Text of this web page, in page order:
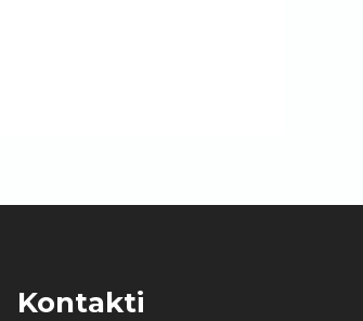
Kontakti